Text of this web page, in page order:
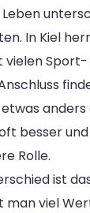
In Kiel
vielen
besser
Rolle.
ist
man viel